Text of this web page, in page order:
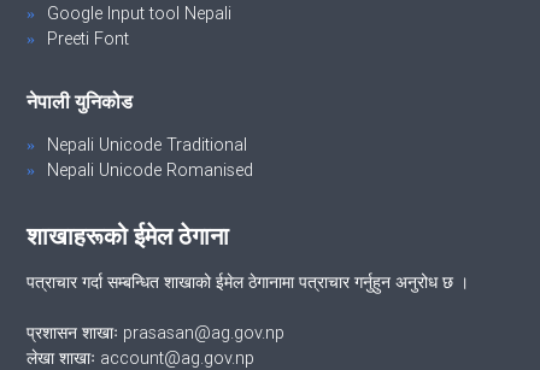
Google Input tool Nepali
Preeti Font
नेपाली युनिकोड
Nepali Unicode Traditional
Nepali Unicode Romanised
शाखाहरूको ईमेल ठेगाना
पत्राचार गर्दा सम्बन्धित शाखाको ईमेल ठेगानामा पत्राचार गर्नुहुन अनुरोध छ ।
प्रशासन शाखाः prasasan@ag.gov.np
लेखा शाखाः account@ag.gov.np